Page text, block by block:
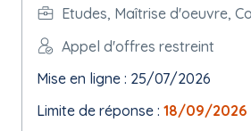
Etudes, Maîtrise d'oeuvre,
Appel d'offres restreint
Mise en ligne : 25/07/2026
Limite de réponse : 18/09/2026